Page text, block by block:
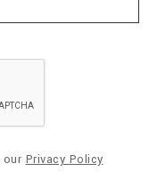
our Privacy Policy